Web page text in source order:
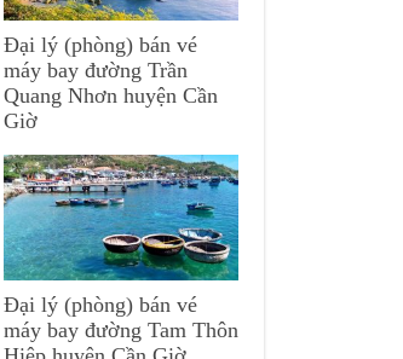
Đại lý (phòng) bán vé
máy bay đường Trần
Quang Nhơn huyện Cần
Giờ
Đại lý (phòng) bán vé
máy bay đường Tam Thôn